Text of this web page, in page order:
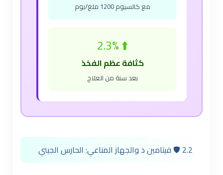
مع كالسيوم 1200 ملغ/يوم
⬆️ 2.3%
كثافة عظم الفخذ
بعد سنة من العلاج
2.2 🛡️ فيتامين د والجهاز المناعي: الحارس الجيني